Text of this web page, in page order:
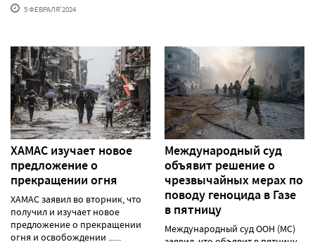
5 ФЕВРАЛЯ'2024
ХАМАС изучает новое
предложение о
прекращении огня
ХАМАС заявил во вторник, что
получил и изучает новое
предложение о прекращении
огня и освобождении ......
Международный суд
объявит решение о
чрезвычайных мерах по
поводу геноцида в Газе
в пятницу
Международный суд ООН (МС)